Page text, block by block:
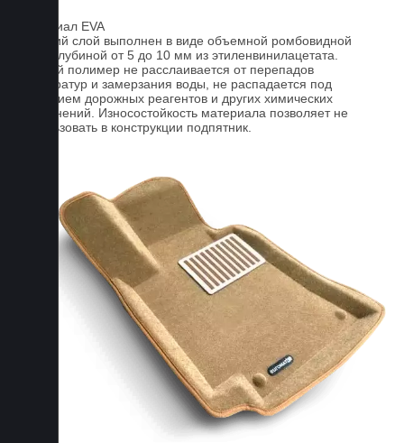
Материал EVA
Верхний слой выполнен в виде объемной ромбовидной
сетки глубиной от 5 до 10 мм из этиленвинилацетата.
Данный полимер не расслаивается от перепадов
температур и замерзания воды, не распадается под
действием дорожных реагентов и других химических
загрязнений. Износостойкость материала позволяет не
использовать в конструкции подпятник.